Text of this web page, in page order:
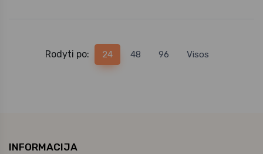
Rodyti po: 24 48 96 Visos
INFORMACIJA